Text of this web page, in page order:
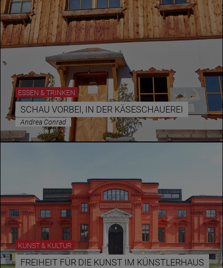
ESSEN & TRINKEN
SCHAU VORBEI, IN DER KÄSESCHAUEREI
Andrea Conrad
KUNST & KULTUR
FREIHEIT FÜR DIE KUNST IM KÜNSTLERHAUS